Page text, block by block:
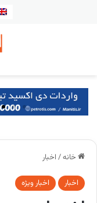
خانه/ اخبار
اخبار اخبار ویژه